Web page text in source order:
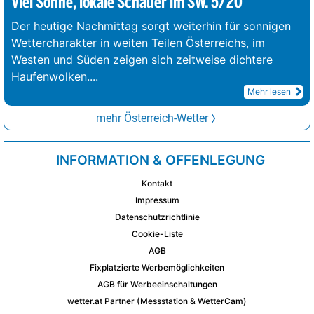
Der heutige Nachmittag sorgt weiterhin für sonnigen
Wettercharakter in weiten Teilen Österreichs, im
Westen und Süden zeigen sich zeitweise dichtere
Haufenwolken....
Mehr lesen
mehr Österreich-Wetter
INFORMATION & OFFENLEGUNG
Kontakt
Impressum
Datenschutzrichtlinie
Cookie-Liste
AGB
Fixplatzierte Werbemöglichkeiten
AGB für Werbeeinschaltungen
wetter.at Partner (Messstation & WetterCam)